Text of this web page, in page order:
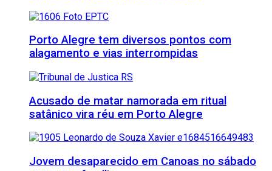
Porto Alegre tem diversos pontos com
alagamento e vias interrompidas
Acusado de matar namorada em ritual
satânico vira réu em Porto Alegre
Jovem desaparecido em Canoas no sábado